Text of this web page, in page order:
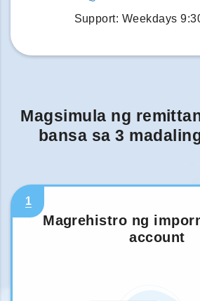
Support: Weekdays
Magsimula ng
bansa sa 3
1
Magrehistro ng
account